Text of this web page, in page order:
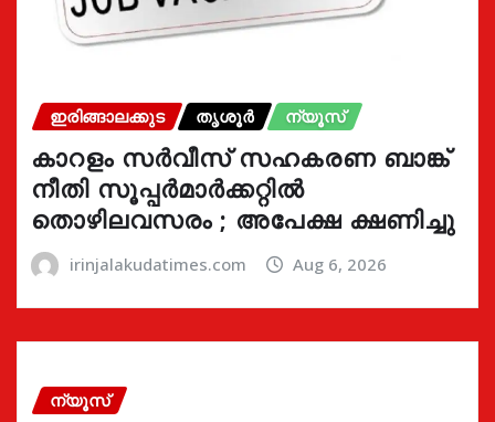
ഇരിങ്ങാലക്കുട തൃശൂർ ന്യൂസ്
കാറളം സർവീസ് സഹകരണ ബാങ്ക്
നീതി സൂപ്പർമാർക്കറ്റിൽ
തൊഴിലവസരം ; അപേക്ഷ ക്ഷണിച്ചു
irinjalakudatimes.com Aug 6, 2026
ന്യൂസ്